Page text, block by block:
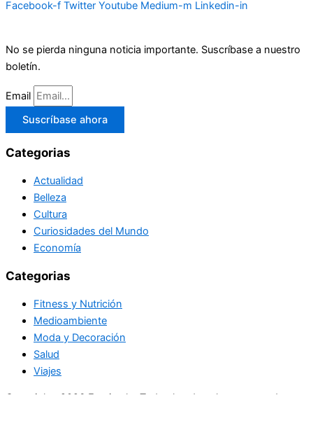
Facebook-f Twitter Youtube Medium-m Linkedin-in
No se pierda ninguna noticia importante. Suscríbase a nuestro
boletín.
Email
Suscríbase ahora
Categorias
Actualidad
Belleza
Cultura
Curiosidades del Mundo
Economía
Categorias
Fitness y Nutrición
Medioambiente
Moda y Decoración
Salud
Viajes
Copyright+2026 En circulo. Todos los derechos reservados